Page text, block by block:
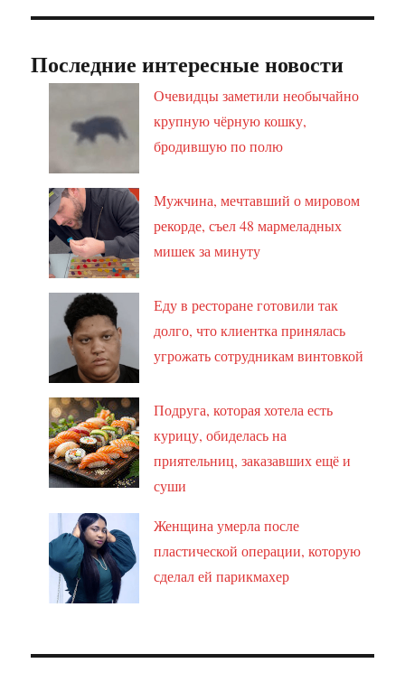
Последние интересные новости
Очевидцы заметили необычайно
крупную чёрную кошку,
бродившую по полю
Мужчина, мечтавший о мировом
рекорде, съел 48 мармеладных
мишек за минуту
Еду в ресторане готовили так
долго, что клиентка принялась
угрожать сотрудникам винтовкой
Подруга, которая хотела есть
курицу, обиделась на
приятельниц, заказавших ещё и
суши
Женщина умерла после
пластической операции, которую
сделал ей парикмахер